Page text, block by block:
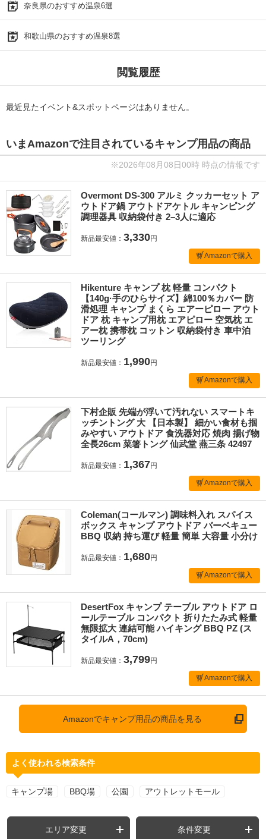
奈良県のおすすめ温泉6選
和歌山県のおすすめ温泉8選
閲覧履歴
最近見たイベント&スポットページはありません。
いまAmazonで注目されているキャンプ用品の商品
※2026年08月08日00時 時点の情報です
Overmont DS-300 アルミ クッカーセット ア
ウトドア鍋 アウトドアケトル キャンピング
調理器具 収納袋付き 2–3人に適応
新品最安値： 3,330円
Amazonで購入
Hikenture キャンプ 枕 軽量 コンパクト
【140g·手のひらサイズ】綿100％カバー 防
滑処理 キャンプ まくら エアーピロー アウト
ドア 枕 キャンプ用枕 エアピロー 空気枕 エ
アー枕 携帯枕 コットン 収納袋付き 車中泊
ツーリング
新品最安値： 1,990円
Amazonで購入
下村企販 先端が浮いて汚れない スマートキ
ッチントング 大 【日本製】 細かい食材も掴
みやすい アウトドア 食洗器対応 焼肉 揚げ物
全長26cm 菜箸トング 仙武堂 燕三条 42497
新品最安値： 1,367円
Amazonで購入
Coleman(コールマン) 調味料入れ スパイス
ボックス キャンプ アウトドア バーベキュー
BBQ 収納 持ち運び 軽量 簡単 大容量 小分け
新品最安値： 1,680円
Amazonで購入
DesertFox キャンプ テーブル アウトドア ロ
ールテーブル コンパクト 折りたたみ式 軽量
無限拡大 連結可能 ハイキング BBQ PZ (ス
タイルA，70cm)
新品最安値： 3,799円
Amazonで購入
Amazonでキャンプ用品の商品を見る
よく使われる検索条件
キャンプ場 BBQ場 公園 アウトレットモール
エリア変更 条件変更